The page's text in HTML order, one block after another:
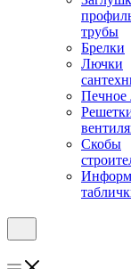
трубы
Брелки
Лючки
Печное
Скобы